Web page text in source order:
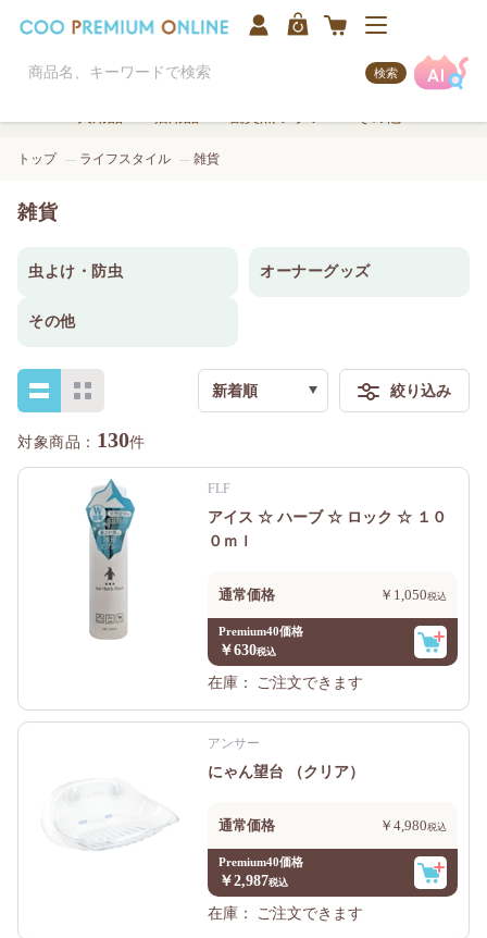
検索
トップ ライフスタイル 雑貨
雑貨
虫よけ・防虫 オーナーグッズ
その他
絞り込み
検索
新着順
130件
FLF
アイス ☆ ハーブ ☆ ロック ☆ １０
０ｍｌ
通常価格 ￥1,050
Premium40価格
￥630
在庫：
ご注文できます
アンサー
にゃん望台 （クリア）
通常価格 ￥4,980
Premium40価格
￥2,987
在庫：
ご注文できます